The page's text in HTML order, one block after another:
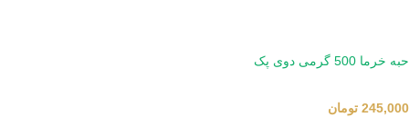
حبه خرما 500 گرمی دوی پک
245,000 تومان